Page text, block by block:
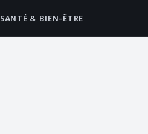
SANTÉ & BIEN-ÊTRE